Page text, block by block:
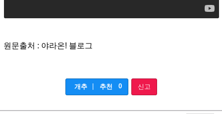
원문출처 : 야라온! 블로그
개추 추천 0 신고